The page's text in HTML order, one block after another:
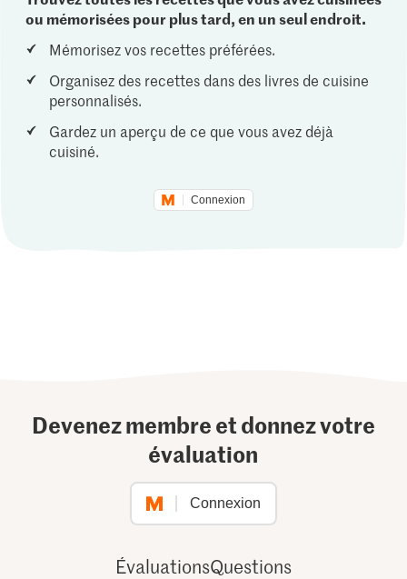
ou mémorisées pour plus tard, en un seul endroit.
Mémorisez vos recettes préférées.
Organisez des recettes dans des livres de cuisine
personnalisés.
Gardez un aperçu de ce que vous avez déjà
cuisiné.
Connexion
Devenez membre et donnez votre
évaluation
Connexion
ÉvaluationsQuestions